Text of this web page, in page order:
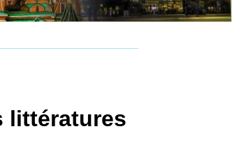
littératures